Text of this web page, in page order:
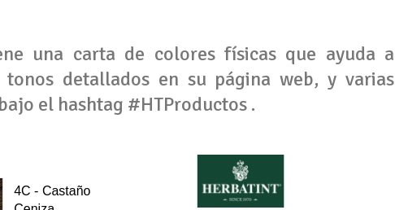
una carta de colores físicas que ayuda a
detallados en su página web, y varias
el hashtag #HTProductos .